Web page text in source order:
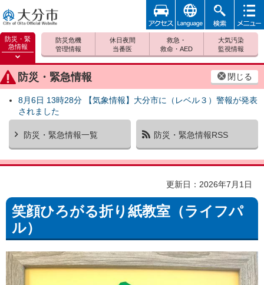
大分市
防災・緊
急情報
防災緊
急情報
を開く
防災・緊急情報 閉じる
8月6日 13時28分 【気象情報】大分市に（レベル３）警報が発表
されました
防災・緊急情報一覧 防災・緊急情報RSS
防災危機
管理情報
休日夜間
当番医
救急・
救命・AED
大気汚染
監視情報
アクセ
ス
foreign 検索
メニュ
更新日：2026年7月1日
笑顔ひろがる折り紙教室（ライフパ
ル）